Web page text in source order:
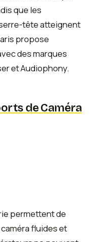
que les
tête atteignent
propose
des marques
et Audiophony.
de Caméra
permettent de
fluides et